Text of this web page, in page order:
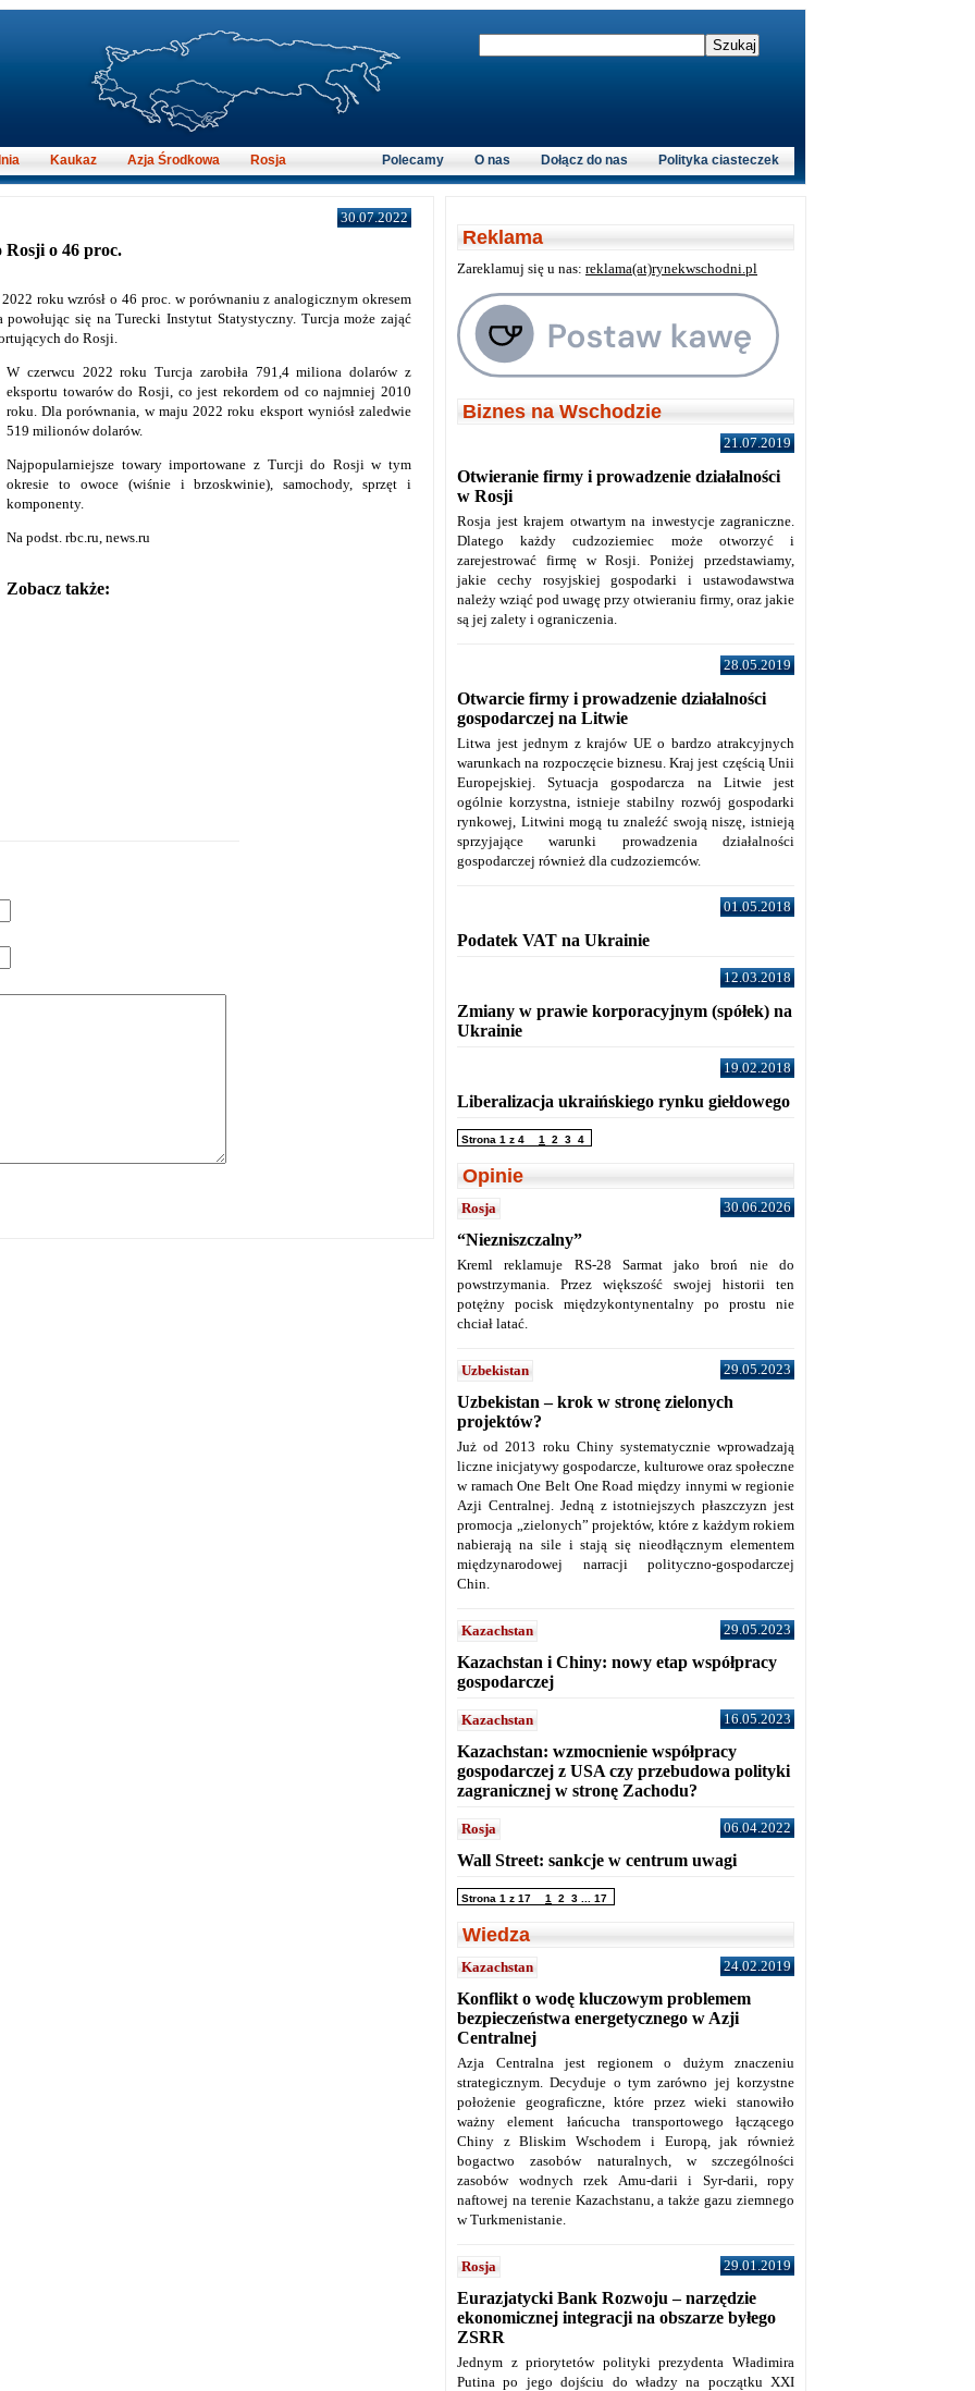
30.07.2022
Rosji o 46 proc.
roku wzrósł o 46 proc. w porównaniu z analogicznym okresem
się na Turecki Instytut Statystyczny. Turcja może zająć
do Rosji.
W czerwcu 2022 roku Turcja zarobiła 791,4 miliona dolarów z
eksportu towarów do Rosji, co jest rekordem od co najmniej 2010
roku. Dla porównania, w maju 2022 roku eksport wyniósł zaledwie
519 milionów dolarów.
Najpopularniejsze towary importowane z Turcji do Rosji w tym
okresie to owoce (wiśnie i brzoskwinie), samochody, sprzęt i
komponenty.
Na podst. rbc.ru, news.ru
Zobacz także:
Kaukaz Azja Środkowa Rosja Polityka ciasteczek
Dołącz do nas
O nas
Polecamy
Reklama
Zareklamuj się u nas: reklama(at)rynekwschodni.pl
Biznes na Wschodzie
21.07.2019
Otwieranie firmy i prowadzenie działalności
w Rosji
Rosja jest krajem otwartym na inwestycje zagraniczne.
Dlatego każdy cudzoziemiec może otworzyć i
zarejestrować firmę w Rosji. Poniżej przedstawiamy,
jakie cechy rosyjskiej gospodarki i ustawodawstwa
należy wziąć pod uwagę przy otwieraniu firmy, oraz jakie
są jej zalety i ograniczenia.
28.05.2019
Otwarcie firmy i prowadzenie działalności
gospodarczej na Litwie
Litwa jest jednym z krajów UE o bardzo atrakcyjnych
warunkach na rozpoczęcie biznesu. Kraj jest częścią Unii
Europejskiej. Sytuacja gospodarcza na Litwie jest
ogólnie korzystna, istnieje stabilny rozwój gospodarki
rynkowej, Litwini mogą tu znaleźć swoją niszę, istnieją
sprzyjające warunki prowadzenia działalności
gospodarczej również dla cudzoziemców.
01.05.2018
Podatek VAT na Ukrainie
12.03.2018
Zmiany w prawie korporacyjnym (spółek) na
Ukrainie
19.02.2018
Liberalizacja ukraińskiego rynku giełdowego
Strona 1 z 4 1 2 3 4
Opinie
Rosja 30.06.2026
“Niezniszczalny”
Kreml reklamuje RS-28 Sarmat jako broń nie do
powstrzymania. Przez większość swojej historii ten
potężny pocisk międzykontynentalny po prostu nie
chciał latać.
Uzbekistan 29.05.2023
Uzbekistan – krok w stronę zielonych
projektów?
Już od 2013 roku Chiny systematycznie wprowadzają
liczne inicjatywy gospodarcze, kulturowe oraz społeczne
w ramach One Belt One Road między innymi w regionie
Azji Centralnej. Jedną z istotniejszych płaszczyzn jest
promocja „zielonych” projektów, które z każdym rokiem
nabierają na sile i stają się nieodłącznym elementem
międzynarodowej narracji polityczno-gospodarczej
Chin.
Kazachstan 29.05.2023
Kazachstan i Chiny: nowy etap współpracy
gospodarczej
Kazachstan 16.05.2023
Kazachstan: wzmocnienie współpracy
gospodarczej z USA czy przebudowa polityki
zagranicznej w stronę Zachodu?
Rosja 06.04.2022
Wall Street: sankcje w centrum uwagi
Strona 1 z 17 1 2 3 17
Wiedza
Kazachstan 24.02.2019
Konflikt o wodę kluczowym problemem
bezpieczeństwa energetycznego w Azji
Centralnej
Azja Centralna jest regionem o dużym znaczeniu
strategicznym. Decyduje o tym zarówno jej korzystne
położenie geograficzne, które przez wieki stanowiło
ważny element łańcucha transportowego łączącego
Chiny z Bliskim Wschodem i Europą, jak również
bogactwo zasobów naturalnych, w szczególności
zasobów wodnych rzek Amu-darii i Syr-darii, ropy
naftowej na terenie Kazachstanu, a także gazu ziemnego
w Turkmenistanie.
Rosja 29.01.2019
Eurazjatycki Bank Rozwoju – narzędzie
ekonomicznej integracji na obszarze byłego
ZSRR
Jednym z priorytetów polityki prezydenta Władimira
Putina po jego dojściu do władzy na początku XXI